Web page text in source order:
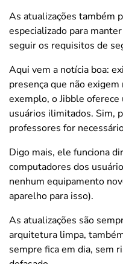
As atualizações também
especializado para
seguir os requisitos de
Aqui vem a notícia boa:
presença que não
exemplo, o Jibble
usuários ilimitados. Sim,
professores for
Digo mais, ele funciona
computadores dos
nenhum equipamento
aparelho para isso).
As atualizações são
arquitetura limpa,
sempre fica em dia, sem